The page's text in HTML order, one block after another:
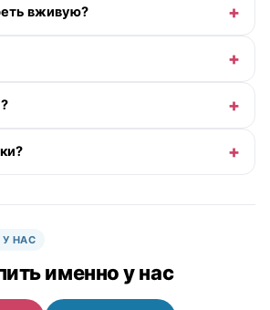
вживую?
НАС
именно у нас